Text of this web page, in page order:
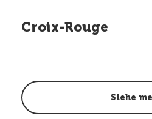
Croix-Rouge
Siehe